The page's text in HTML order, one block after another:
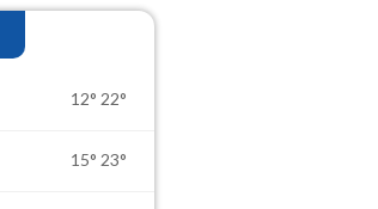
12° 22°
15° 23°